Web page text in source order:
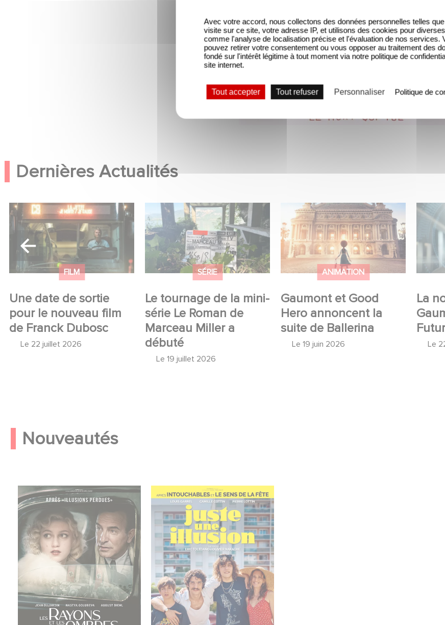
Dernières Actualités
FILM
Une date de sortie
pour le nouveau film
de Franck Dubosc
Le 22 juillet 2026
Une date de sortie pour le
nouveau film de Franck
Dubosc
SÉRIE
Le tournage de la mini-
série Le Roman de
Marceau Miller a
débuté
Le 19 juillet 2026
Le tournage de la mini-série
Le Roman de Marceau
Miller a débuté
ANIMATION
Gaumont et Good
Hero annoncent la
suite de Ballerina
Le 19 juin 2026
Gaumont et Good Hero
annoncent la suite de
Ballerina
La
Le
La
Nouveautés
Avec votre accord, nous collectons des données personnelles telles
visite sur ce site, votre adresse IP, et utilisons des cookies pour
comme l'analyse de localisation précise et l'évaluation de nos services.
pouvez retirer votre consentement ou vous opposer au traitement des
fondé sur l'intérêt légitime à tout moment via notre politique de
site internet.
Tout accepter Tout refuser Personnaliser Politique de